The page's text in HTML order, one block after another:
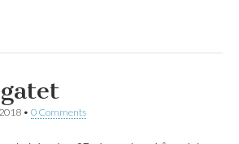
• 0 Comments